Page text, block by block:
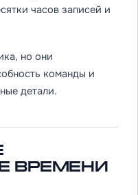
часов записей и
но они
команды и
детали.
времени